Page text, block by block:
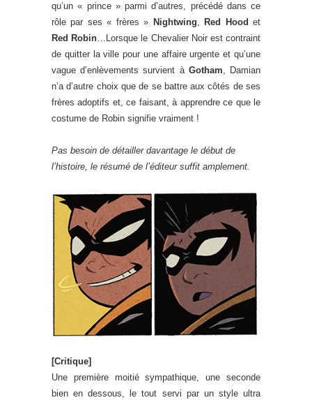
qu’un « prince » parmi d’autres, précédé dans ce
rôle par ses « frères » Nightwing, Red Hood et
Red Robin…Lorsque le Chevalier Noir est contraint
de quitter la ville pour une affaire urgente et qu’une
vague d’enlèvements survient à Gotham, Damian
n’a d’autre choix que de se battre aux côtés de ses
frères adoptifs et, ce faisant, à apprendre ce que le
costume de Robin signifie vraiment !
Pas besoin de détailler davantage le début de
l’histoire, le résumé de l’éditeur suffit amplement.
[Critique]
Une première moitié sympathique, une seconde
bien en dessous, le tout servi par un style ultra